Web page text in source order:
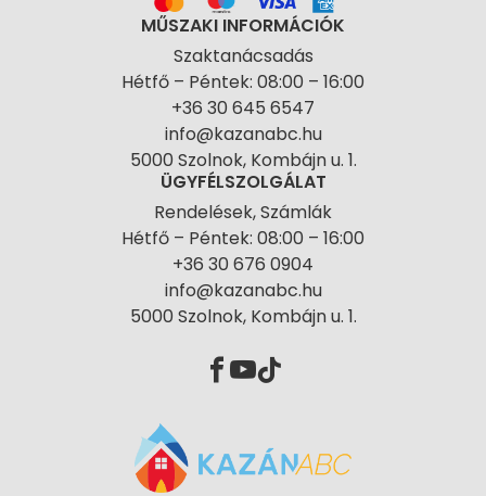
MŰSZAKI INFORMÁCIÓK
Szaktanácsadás
Hétfő – Péntek: 08:00 – 16:00
+36 30 645 6547
info@kazanabc.hu
5000 Szolnok, Kombájn u. 1.
ÜGYFÉLSZOLGÁLAT
Rendelések, Számlák
Hétfő – Péntek: 08:00 – 16:00
+36 30 676 0904
info@kazanabc.hu
5000 Szolnok, Kombájn u. 1.